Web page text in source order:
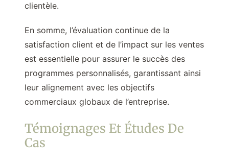
clientèle.
En somme, l’évaluation continue de la
satisfaction client et de l’impact sur les ventes
est essentielle pour assurer le succès des
programmes personnalisés, garantissant ainsi
leur alignement avec les objectifs
commerciaux globaux de l’entreprise.
Témoignages Et Études De
Cas